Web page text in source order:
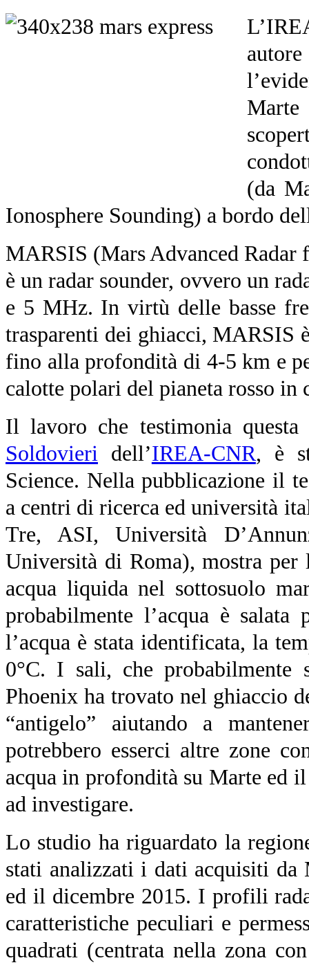
Marte
(da
Ionosphere Sounding) a bordo
MARSIS (Mars Advanced Radar
è un radar sounder, ovvero un
e 5 MHz. In virtù delle basse
trasparenti dei ghiacci, MARSIS
fino alla profondità di 4-5 km e
calotte polari del pianeta rosso
Il lavoro che testimonia
Soldovieri dell’IREA-CNR, è
Science. Nella pubblicazione il
a centri di ricerca ed università
Tre, ASI, Università
Università di Roma), mostra
acqua liquida nel sottosuolo
probabilmente l’acqua è
l’acqua è stata identificata, la
0°C. I sali, che
Phoenix ha trovato nel ghiaccio
“antigelo” aiutando a
potrebbero esserci altre zone
acqua in profondità su Marte ed
ad investigare.
Lo studio ha riguardato la
stati analizzati i dati acquisiti
ed il dicembre 2015. I profili
caratteristiche peculiari e
quadrati (centrata nella zona